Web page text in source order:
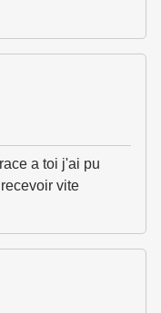
a toi j'ai pu
vite